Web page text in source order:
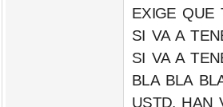
EXIGE QUE
SI VA A
SI VA A
BLA BLA
USTD. HAN